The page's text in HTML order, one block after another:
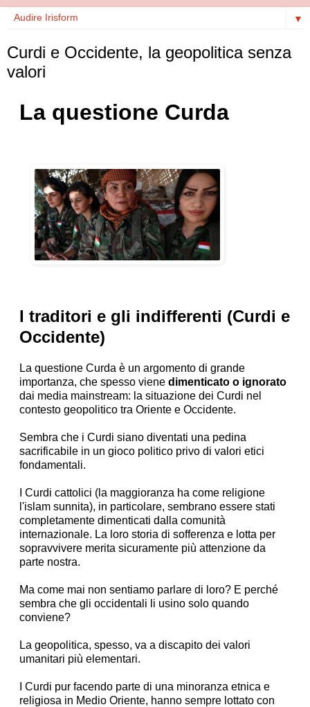
▼
Curdi e Occidente, la geopolitica senza
valori
La questione Curda
I traditori e gli indifferenti (Curdi e
Occidente)
La questione Curda è un argomento di grande
importanza, che spesso viene dimenticato o ignorato
dai media mainstream: la situazione dei Curdi nel
contesto geopolitico tra Oriente e Occidente.
Sembra che i Curdi siano diventati una pedina
sacrificabile in un gioco politico privo di valori etici
fondamentali.
I Curdi cattolici (la maggioranza ha come religione
l'islam sunnita), in particolare, sembrano essere stati
completamente dimenticati dalla comunità
internazionale. La loro storia di sofferenza e lotta per
sopravvivere merita sicuramente più attenzione da
parte nostra.
Ma come mai non sentiamo parlare di loro? E perché
sembra che gli occidentali li usino solo quando
conviene?
La geopolitica, spesso, va a discapito dei valori
umanitari più elementari.
I Curdi pur facendo parte di una minoranza etnica e
religiosa in Medio Oriente, hanno sempre lottato con